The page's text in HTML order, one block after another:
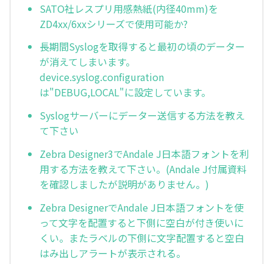
SATO社レスプリ用感熱紙(内径40mm)を
ZD4xx/6xxシリーズで使用可能か?
長期間Syslogを取得すると最初の頃のデーター
が消えてしまいます。
device.syslog.configuration
は"DEBUG,LOCAL"に設定しています。
Syslogサーバーにデーター送信する方法を教え
て下さい
Zebra Designer3でAndale J日本語フォントを利
用する方法を教えて下さい。(Andale J付属資料
を確認しましたが説明がありません。)
Zebra DesignerでAndale J日本語フォントを使
って文字を配置すると下側に空白が付き使いに
くい。またラベルの下側に文字配置すると空白
はみ出しアラートが表示される。